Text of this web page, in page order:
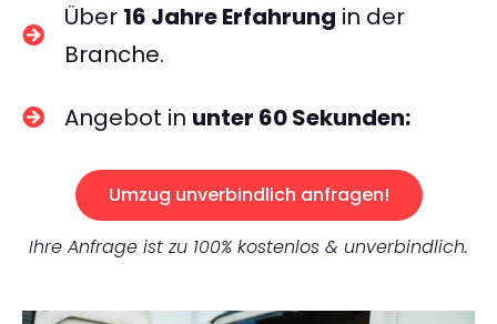
Über 16 Jahre Erfahrung in der
Branche.
Angebot in unter 60 Sekunden:
Umzug unverbindlich anfragen!
Ihre Anfrage ist zu 100% kostenlos & unverbindlich.